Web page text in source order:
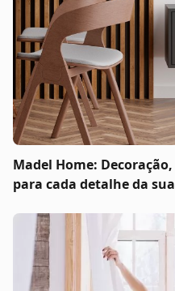
Madel Home:
para cada detalhe da